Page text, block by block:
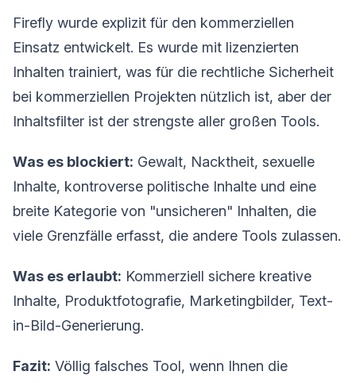
Firefly wurde explizit für den kommerziellen
Einsatz entwickelt. Es wurde mit lizenzierten
Inhalten trainiert, was für die rechtliche Sicherheit
bei kommerziellen Projekten nützlich ist, aber der
Inhaltsfilter ist der strengste aller großen Tools.
Was es blockiert: Gewalt, Nacktheit, sexuelle
Inhalte, kontroverse politische Inhalte und eine
breite Kategorie von "unsicheren" Inhalten, die
viele Grenzfälle erfasst, die andere Tools zulassen.
Was es erlaubt: Kommerziell sichere kreative
Inhalte, Produktfotografie, Marketingbilder, Text-
in-Bild-Generierung.
Fazit: Völlig falsches Tool, wenn Ihnen die